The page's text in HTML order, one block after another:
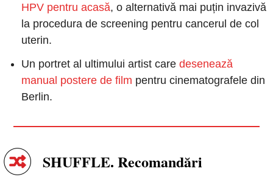
HPV pentru acasă, o alternativă mai puțin invazivă
la procedura de screening pentru cancerul de col
uterin.
Un portret al ultimului artist care desenează
manual postere de film pentru cinematografele din
Berlin.
SHUFFLE. Recomandări